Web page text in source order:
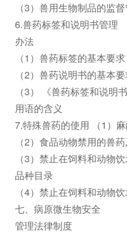
（3）兽用生物制品的监
6.兽药标签和说明书管理
办法
（1）兽药标签的基本要求
（2）兽药说明书的基本
（3） 《兽药标签和说明
用语的含义
7.特殊兽药的使用 （1）
（2）食品动物禁用的兽
（3）禁止在饲料和动物
品种目录
（4）禁止在饲料和动物
七、病原微生物安全
管理法律制度